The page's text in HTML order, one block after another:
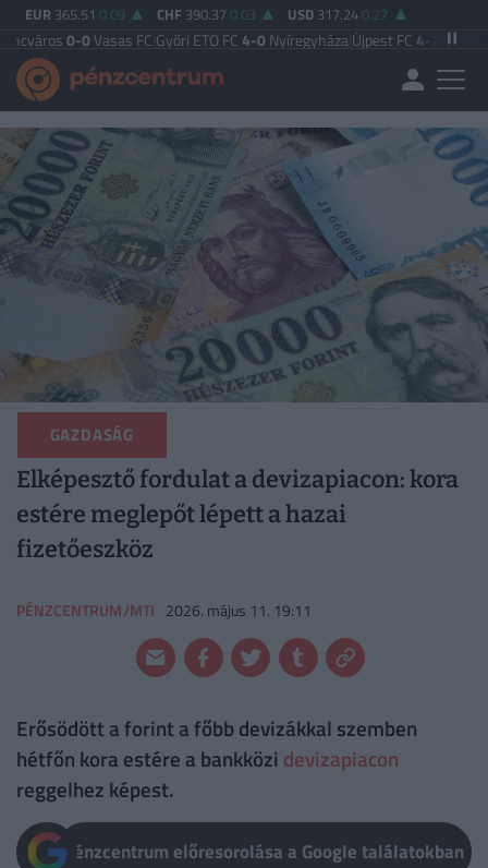
EUR 365.51 0.09 CHF 390.37 0.03 USD 317.24 0.27
0Vasas FC|Győri ETO FC4-0Nyíregyháza|Újpest FC4-2Debreceni VSC
GAZDASÁG
Elképesztő fordulat a devizapiacon: kora
estére meglepőt lépett a hazai
fizetőeszköz
PÉNZCENTRUM/MTI 2026. május 11. 19:11
Erősödött a forint a főbb devizákkal szemben
hétfőn kora estére a bankközi devizapiacon
reggelhez képest.
Pénzcentrum előresorolása a Google találatokban